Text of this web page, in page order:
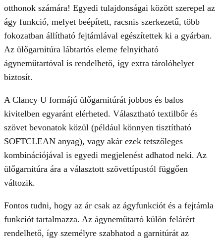
otthonok számára! Egyedi tulajdonságai között szerepel az
ágy funkció, melyet beépített, racsnis szerkezetű, több
fokozatban állítható fejtámlával egészítettek ki a gyárban.
Az ülőgarnitúra lábtartós eleme felnyitható
ágyneműtartóval is rendelhető, így extra tárolóhelyet
biztosít.
A Clancy U formájú ülőgarnitúrát jobbos és balos
kivitelben egyaránt elérheted. Választható textilbőr és
szövet bevonatok közül (például könnyen tisztítható
SOFTCLEAN anyag), vagy akár ezek tetszőleges
kombinációjával is egyedi megjelenést adhatod neki. Az
ülőgarnitúra ára a választott szövettípustól függően
változik.
Fontos tudni, hogy az ár csak az ágyfunkciót és a fejtámla
funkciót tartalmazza. Az ágyneműtartó külön felárért
rendelhető, így személyre szabhatod a garnitúrát az